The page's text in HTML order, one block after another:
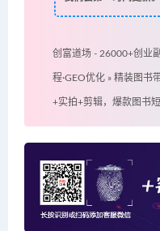
创富道场 - 26000+创业
程·GEO优化 » 精装图书
+实拍+剪辑，爆款图书